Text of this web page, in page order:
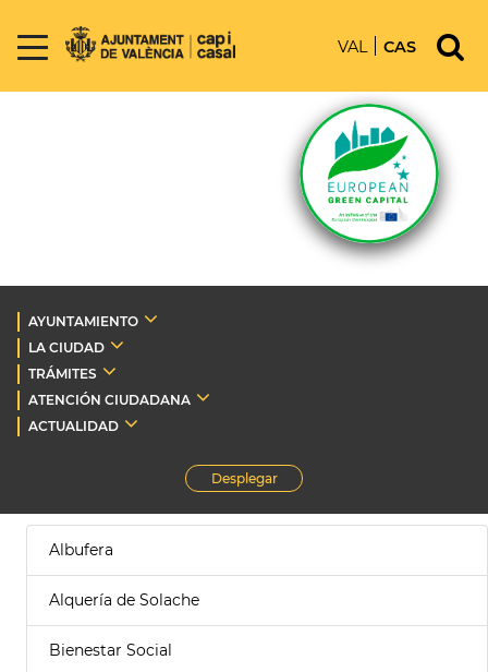
VAL CAS
AYUNTAMIENTO
LA CIUDAD
TRÁMITES
ATENCIÓN CIUDADANA
ACTUALIDAD
Desplegar
Albufera
Alquería de Solache
Bienestar Social